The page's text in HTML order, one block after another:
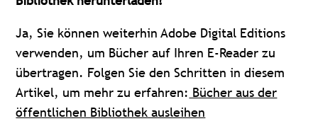
Ja, Sie können weiterhin Adobe Digital Editions
verwenden, um Bücher auf Ihren E-Reader zu
übertragen. Folgen Sie den Schritten in diesem
Artikel, um mehr zu erfahren: Bücher aus der
öffentlichen Bibliothek ausleihen